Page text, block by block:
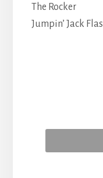
The Rocker
Jumpin’ Jack